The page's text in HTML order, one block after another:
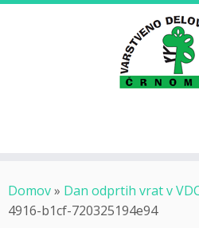
Skoči
Domov» Dan odprtih vrat v
4916-b1cf-720325194e94